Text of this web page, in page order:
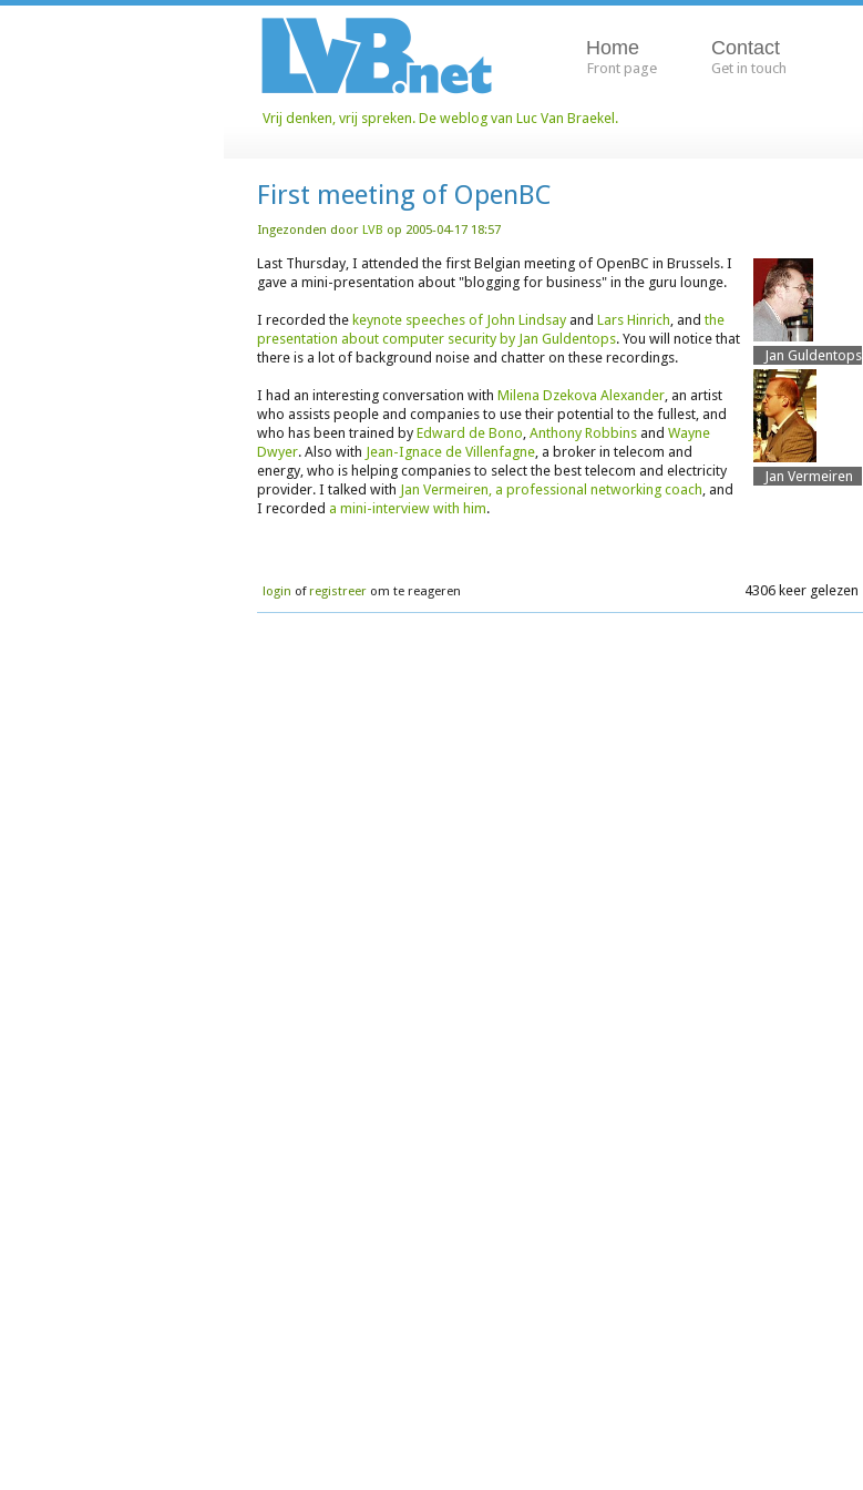
Home
Front page
Contact
Get in touch
Vrij denken, vrij spreken. De weblog van Luc Van Braekel.
First meeting of OpenBC
Ingezonden door LVB op 2005-04-17 18:57
Jan Guldentops
Jan Vermeiren
Last Thursday, I attended the first Belgian meeting of OpenBC in Brussels. I
gave a mini-presentation about "blogging for business" in the guru lounge.
I recorded the keynote speeches of John Lindsayand Lars Hinrich , and the
presentation about computer security by Jan Guldentops. You will notice that
there is a lot of background noise and chatter on these recordings.
I had an interesting conversation with Milena Dzekova Alexander, an artist
who assists people and companies to use their potential to the fullest, and
who has been trained by Edward de Bono Anthony Robbinsand Wayne
Dwyer. Also with Jean-Ignace de Villenfagne, a broker in telecom and
energy, who is helping companies to select the best telecom and electricity
provider. I talked with Jan Vermeiren, a professional networking coach , and
I recorded a mini-interview with him.
login ofregistreer om te reageren 4306 keer gelezen